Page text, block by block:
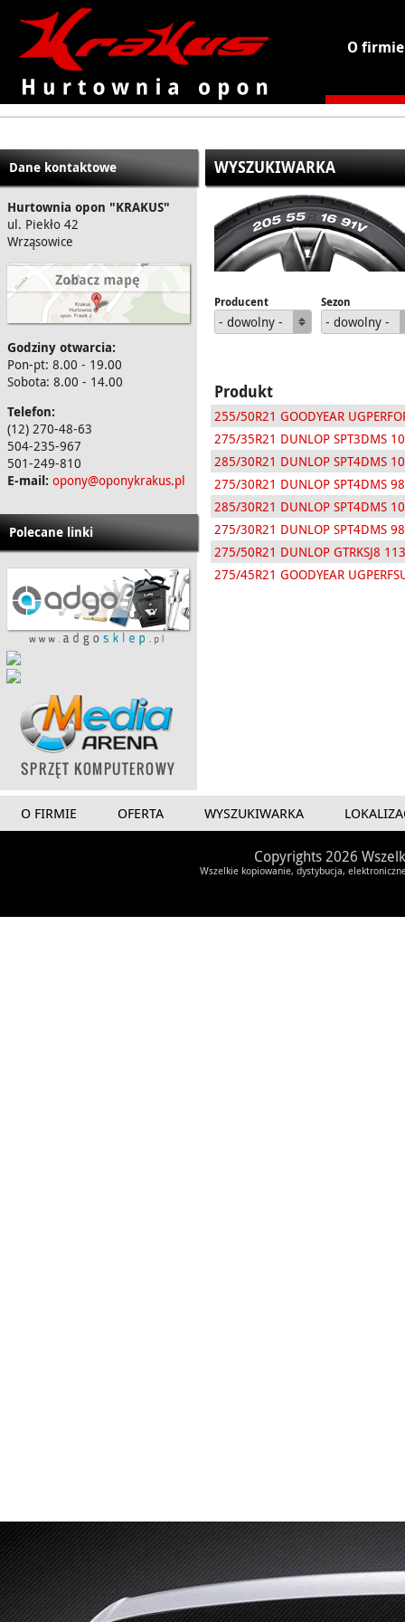
KRAKUS - hurtownia opon
O firmie
Dane kontaktowe
Hurtownia opon "KRAKUS"
ul. Piekło 42
Wrząsowice
Godziny otwarcia:
Pon-pt: 8.00 - 19.00
Sobota: 8.00 - 14.00
Telefon:
(12) 270-48-63
504-235-967
501-249-810
E-mail: opony@oponykrakus.pl
Polecane linki
WYSZUKIWARKA
Producent
- dowolny -
Sezon
- dowolny -
Produkt
255/50R21 GOODYEAR
275/35R21 DUNLOP SPT3DMS
285/30R21 DUNLOP SPT4DMS
275/30R21 DUNLOP SPT4DMS
285/30R21 DUNLOP SPT4DMS
275/30R21 DUNLOP SPT4DMS
275/50R21 DUNLOP GTRKSJ8
275/45R21 GOODYEAR
O FIRMIE OFERTA WYSZUKIWARKA
Copyrights 2026
Wszelkie kopiowanie, dystybucja,